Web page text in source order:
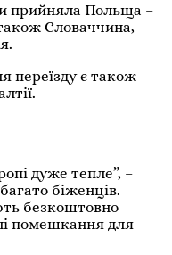
прийняла Польща –
Словаччина,
переїзду є також
дуже тепле”, –
біженців.
безкоштовно
помешкання для